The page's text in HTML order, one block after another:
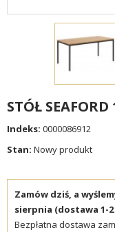
STÓŁ
Indeks: 0000086912
Stan: Nowy produkt
Zamów dziś, a
sierpnia (dostawa 1-
Bezpłatna dostawa